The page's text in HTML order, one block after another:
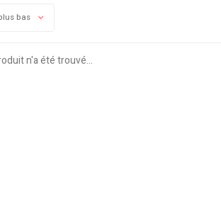
bas
n'a été trouvé...